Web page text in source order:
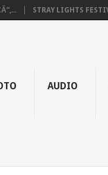
STRAY LIGHTS
AUDIO